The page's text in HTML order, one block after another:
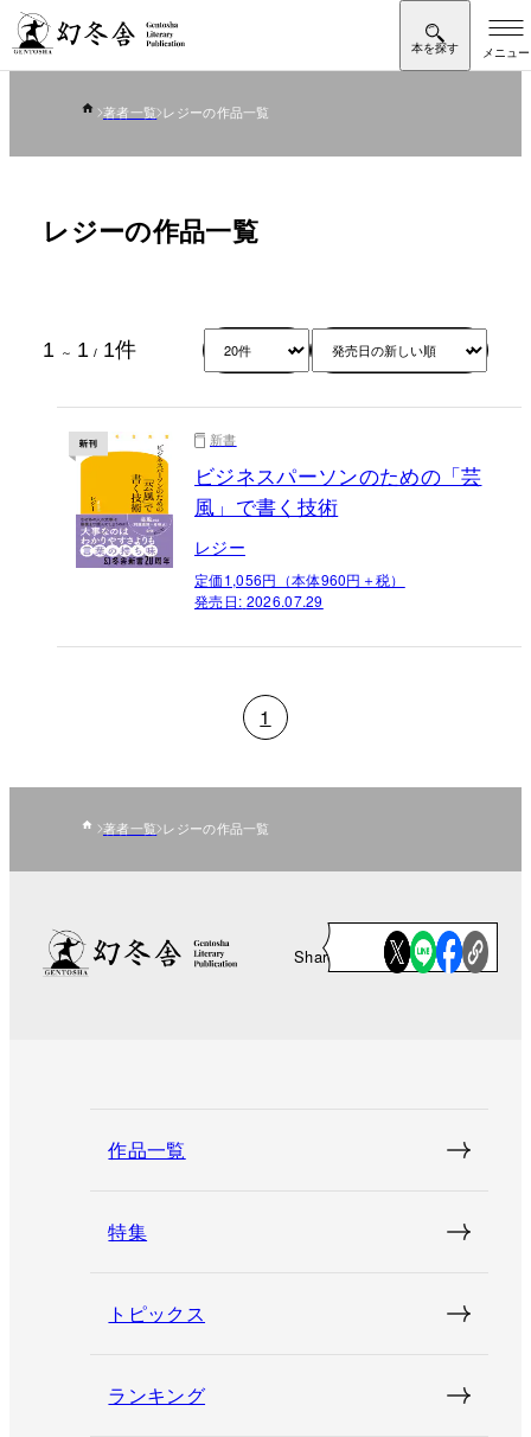
著者一覧 レジーの作品一覧
レジーの作品一覧
1 ～ 1 / 1件
新書
ビジネスパーソンのための「芸
風」で書く技術
レジー
定価1,056円（本体960円＋税）
発売日: 2026.07.29
1
著者一覧 レジーの作品一覧
Share
作品一覧
特集
トピックス
ランキング